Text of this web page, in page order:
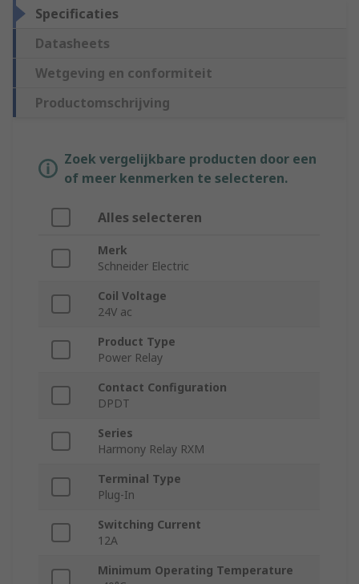
Specificaties
Datasheets
Wetgeving en conformiteit
Productomschrijving
Zoek vergelijkbare producten door een
of meer kenmerken te selecteren.
Alles selecteren
Merk
Schneider Electric
Coil Voltage
24V ac
Product Type
Power Relay
Contact Configuration
DPDT
Series
Harmony Relay RXM
Terminal Type
Plug-In
Switching Current
12A
Minimum Operating Temperature